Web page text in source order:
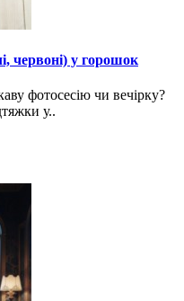
червоні) у горошок
фотосесію чи вечірку?
у..